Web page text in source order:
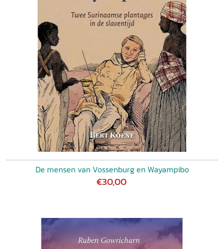
De mensen van Vossenburg en Wayampibo
€30,00